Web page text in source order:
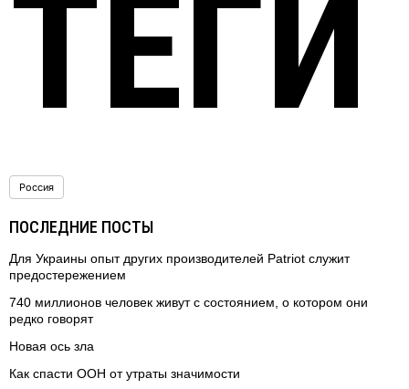
ТЕГИ
Россия
ПОСЛЕДНИЕ ПОСТЫ
Для Украины опыт других производителей Patriot служит
предостережением
740 миллионов человек живут с состоянием, о котором они
редко говорят
Новая ось зла
Как спасти ООН от утраты значимости